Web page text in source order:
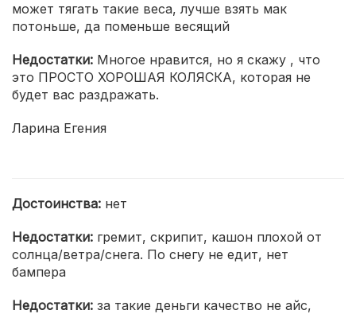
может тягать такие веса, лучше взять мак
потоньше, да поменьше весящий
Недостатки: Многое нравится, но я скажу , что
это ПРОСТО ХОРОШАЯ КОЛЯСКА, которая не
будет вас раздражать.
Ларина Егения
Достоинства: нет
Недостатки: гремит, скрипит, кашон плохой от
солнца/ветра/снега. По снегу не едит, нет
бампера
Недостатки: за такие деньги качество не айс,